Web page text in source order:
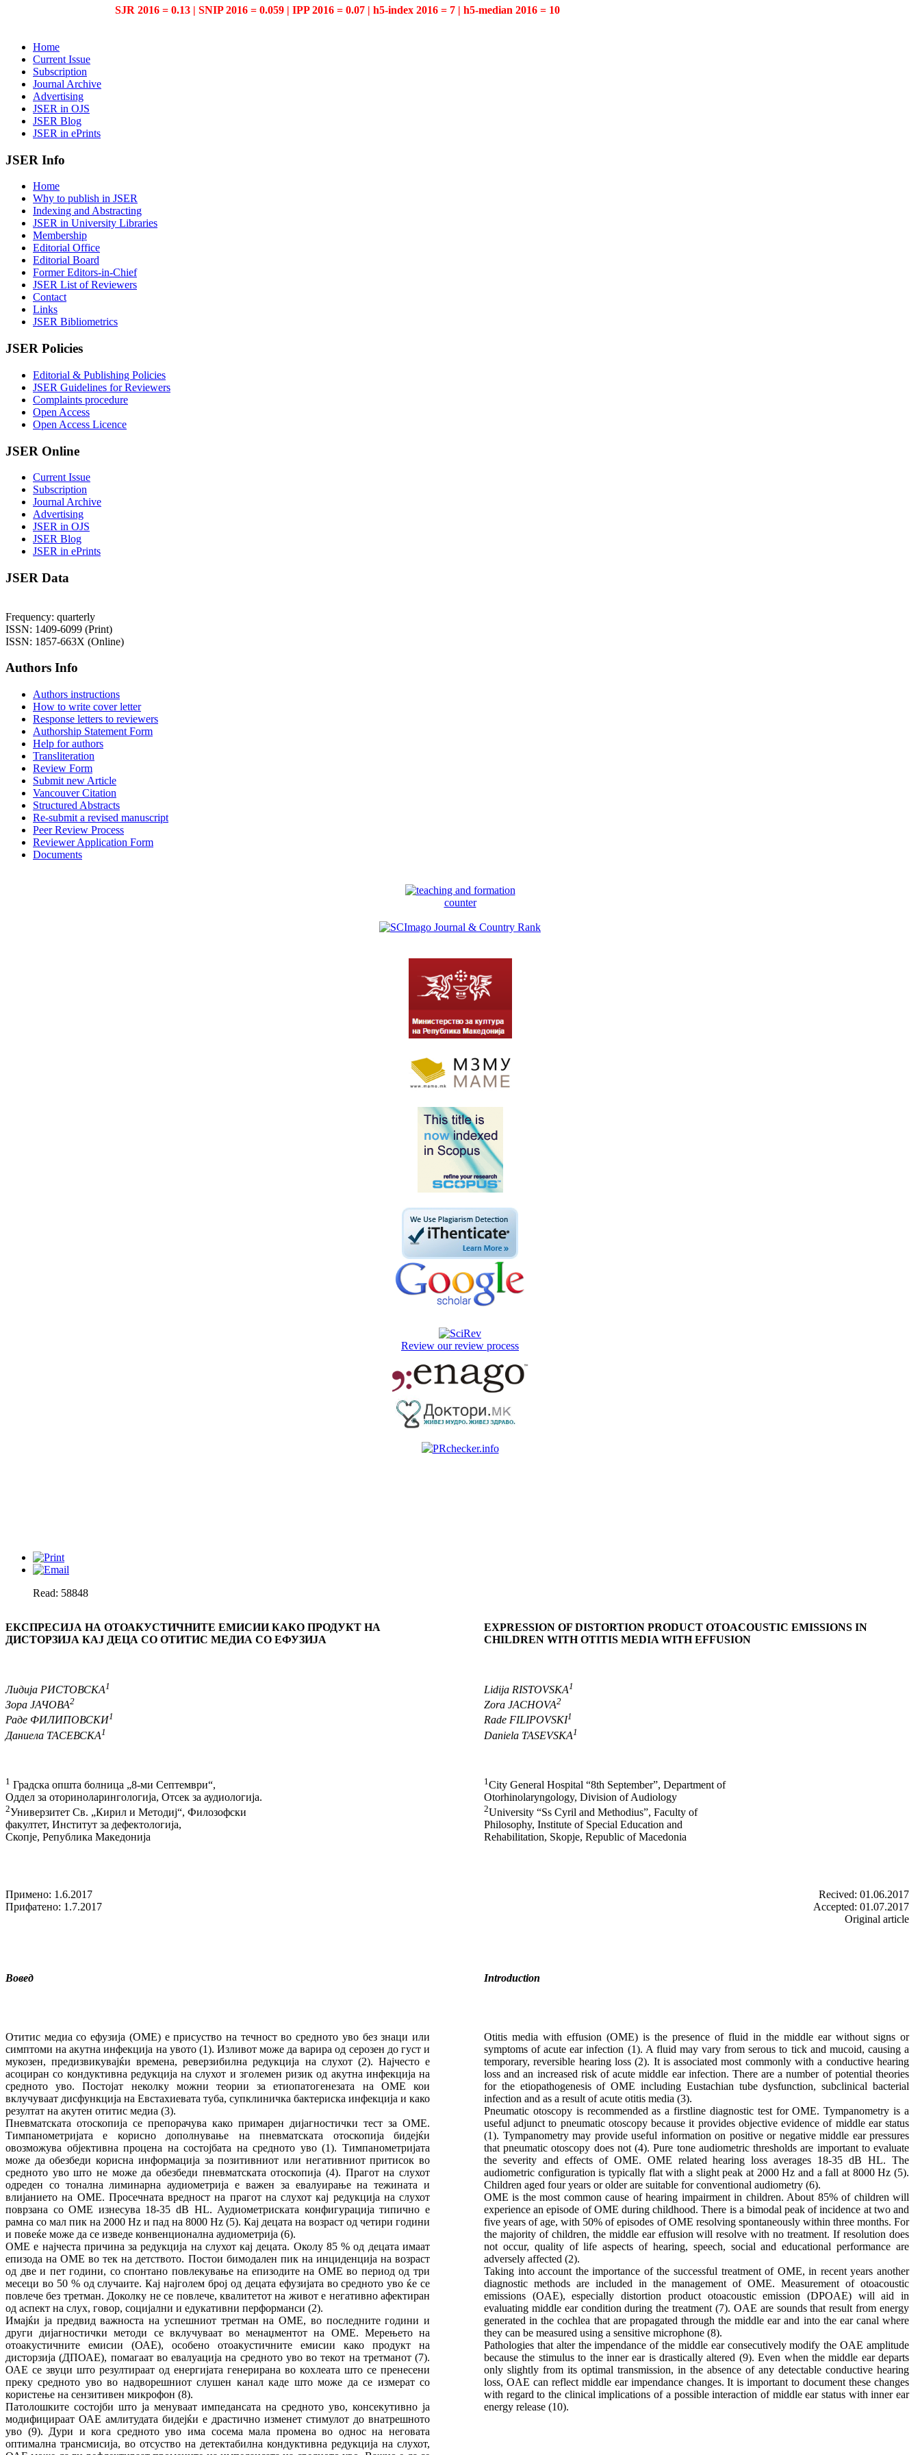
SJR 2016 = 0.13 | SNIP 2016 = 0.059 | IPP 2016 = 0.07 | h5-index 2016 = 7 | h5-median 2016 = 10
Home
Current Issue
Subscription
Journal Archive
Advertising
JSER in OJS
JSER Blog
JSER in ePrints
JSER Info
Home
Why to publish in JSER
Indexing and Abstracting
JSER in University Libraries
Membership
Editorial Office
Editorial Board
Former Editors-in-Chief
JSER List of Reviewers
Contact
Links
JSER Bibliometrics
JSER Policies
Editorial & Publishing Policies
JSER Guidelines for Reviewers
Complaints procedure
Open Access
Open Access Licence
JSER Online
Current Issue
Subscription
Journal Archive
Advertising
JSER in OJS
JSER Blog
JSER in ePrints
JSER Data
Frequency: quarterly
ISSN: 1409-6099 (Print)
ISSN: 1857-663X (Online)
Authors Info
Authors instructions
How to write cover letter
Response letters to reviewers
Authorship Statement Form
Help for authors
Transliteration
Review Form
Submit new Article
Vancouver Citation
Structured Abstracts
Re-submit a revised manuscript
Peer Review Process
Reviewer Application Form
Documents
counter
Review our review process
Read: 58848
ЕКСПРЕСИЈА НА ОТОАКУСТИЧНИТЕ ЕМИСИИ КАКО ПРОДУКТ НА
ДИСТОРЗИЈА КАЈ ДЕЦА СО ОТИТИС МЕДИА СО ЕФУЗИЈА
Лидија РИСТОВСКА1
Зора ЈАЧОВА2
Раде ФИЛИПОВСКИ1
Даниела ТАСЕВСКА1
1 Градска општа болница „8-ми Септември“,
Оддел за оториноларингологија, Отсек за аудиологија.
2Универзитет Св. „Кирил и Методиј“, Филозофски
факултет, Институт за дефектологија,
Скопје, Република Македонија
EXPRESSION OF DISTORTION PRODUCT OTOACOUSTIC EMISSIONS IN
CHILDREN WITH OTITIS MEDIA WITH EFFUSION
Lidija RISTOVSKA1
Zora JACHOVA2
Rade FILIPOVSKI1
Daniela TASEVSKA1
1 City General Hospital “8th September”, Department of
Otorhinolaryngology, Division of Audiology
2University “Ss Cyril and Methodius”, Faculty of
Philosophy, Institute of Special Education and
Rehabilitation, Skopje, Republic of Macedonia
Примено: 1.6.2017
Прифатено: 1.7.2017
Recived: 01.06.2017
Accepted: 01.07.2017
Original article
Вовед Introduction
Отитис медиа со ефузија (ОМЕ) е присуство на течност во средното уво без знаци или
симптоми на акутна инфекција на увото (1). Изливот може да варира од серозен до густ и
мукозен, предизвикувајќи времена, реверзибилна редукција на слухот (2). Најчесто е
асоциран со кондуктивна редукција на слухот и зголемен ризик од акутна инфекција на
средното уво. Постојат неколку можни теории за етиопатогенезата на ОМЕ кои
вклучуваат дисфункција на Евстахиевата туба, супклиничка бактериска инфекција и како
резултат на акутен отитис медиа (3).
Пневматската отоскопија се препорачува како примарен дијагностички тест за ОМЕ.
Тимпанометријата е корисно дополнување на пневматската отоскопија бидејќи
овозможува објективна процена на состојбата на средното уво (1). Тимпанометријата
може да обезбеди корисна информација за позитивниот или негативниот притисок во
средното уво што не може да обезбеди пневматската отоскопија (4). Прагот на слухот
одреден со тонална лиминарна аудиометрија е важен за евалуирање на тежината и
влијанието на ОМЕ. Просечната вредност на прагот на слухот кај редукција на слухот
поврзана со ОМЕ изнесува 18-35 dB HL. Аудиометриската конфигурација типично е
рамна со мал пик на 2000 Hz и пад на 8000 Hz (5). Кај децата на возраст од четири години
и повеќе може да се изведе конвенционална аудиометрија (6).
ОМЕ е најчеста причина за редукција на слухот кај децата. Околу 85 % од децата имаат
епизода на ОМЕ во тек на детството. Постои бимодален пик на инциденција на возраст
од две и пет години, со спонтано повлекување на епизодите на ОМЕ во период од три
месеци во 50 % од случаите. Кај најголем број од децата ефузијата во средното уво ќе се
повлече без третман. Доколку не се повлече, квалитетот на живот е негативно афектиран
од аспект на слух, говор, социјални и едукативни перформанси (2).
Имајќи ја предвид важноста на успешниот третман на ОМЕ, во последните години и
други дијагностички методи се вклучуваат во менаџментот на ОМЕ. Мерењето на
отоакустичните емисии (ОАЕ), особено отоакустичните емисии како продукт на
дисторзија (ДПОАЕ), помагаат во евалуација на средното уво во текот на третманот (7).
ОАЕ се звуци што резултираат од енергијата генерирана во кохлеата што се пренесени
преку средното уво во надворешниот слушен канал каде што може да се измерат со
користење на сензитивен микрофон (8).
Патолошките состојби што ја менуваат импедансата на средното уво, консекутивно ја
модифицираат ОАЕ амлитудата бидејќи е драстично изменет стимулот до внатрешното
уво (9). Дури и кога средното уво има сосема мала промена во однос на неговата
оптимална трансмисија, во отсуство на детектабилна кондуктивна редукција на слухот,
Otitis media with effusion (OME) is the presence of fluid in the middle ear without signs or
symptoms of acute ear infection (1). A fluid may vary from serous to tick and mucoid, causing a
temporary, reversible hearing loss (2). It is associated most commonly with a conductive hearing
loss and an increased risk of acute middle ear infection. There are a number of potential theories
for the etiopathogenesis of OME including Eustachian tube dysfunction, subclinical bacterial
infection and as a result of acute otitis media (3).
Pneumatic otoscopy is recommended as a firstline diagnostic test for OME. Tympanometry is a
useful adjunct to pneumatic otoscopy because it provides objective evidence of middle ear status
(1). Tympanometry may provide useful information on positive or negative middle ear pressures
that pneumatic otoscopy does not (4). Pure tone audiometric thresholds are important to evaluate
the severity and effects of OME. OME related hearing loss averages 18-35 dB HL. The
audiometric configuration is typically flat with a slight peak at 2000 Hz and a fall at 8000 Hz (5).
Children aged four years or older are suitable for conventional audiometry (6).
OME is the most common cause of hearing impairment in children. About 85% of children will
experience an episode of OME during childhood. There is a bimodal peak of incidence at two and
five years of age, with 50% of episodes of OME resolving spontaneously within three months. For
the majority of children, the middle ear effusion will resolve with no treatment. If resolution does
not occur, quality of life aspects of hearing, speech, social and educational performance are
adversely affected (2).
Taking into account the importance of the successful treatment of OME, in recent years another
diagnostic methods are included in the management of OME. Measurement of otoacoustic
emissions (OAE), especially distortion product otoacoustic emission (DPOAE) will aid in
evaluating middle ear condition during the treatment (7). OAE are sounds that result from energy
generated in the cochlea that are propagated through the middle ear and into the ear canal where
they can be measured using a sensitive microphone (8).
Pathologies that alter the impendance of the middle ear consecutively modify the OAE amplitude
because the stimulus to the inner ear is drastically altered (9). Even when the middle ear departs
only slightly from its optimal transmission, in the absence of any detectable conductive hearing
loss, OAE can reflect middle ear impendance changes. It is important to document these changes
with regard to the clinical implications of a possible interaction of middle ear status with inner ear
energy release (10).